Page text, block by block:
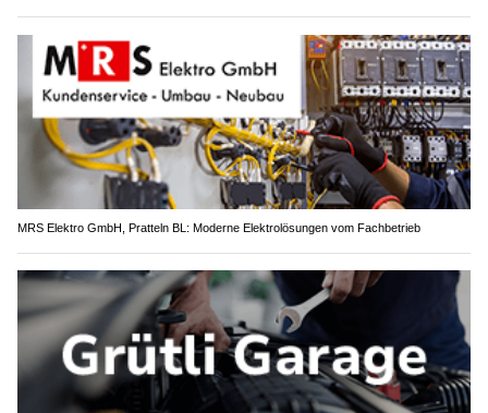
MRS Elektro GmbH, Pratteln BL: Moderne Elektrolösungen vom Fachbetrieb